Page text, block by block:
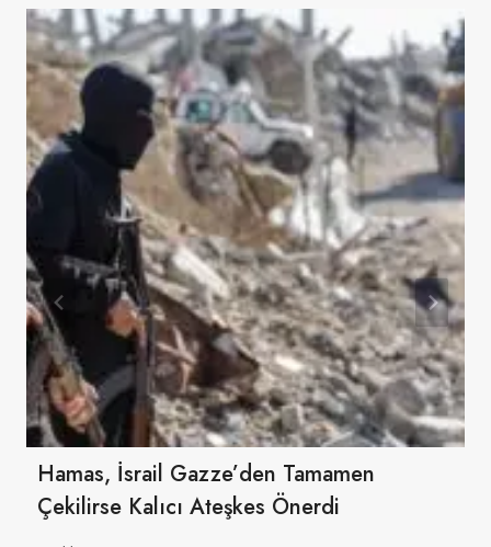
Hamas, İsrail Gazze’den Tamamen
Çekilirse Kalıcı Ateşkes Önerdi